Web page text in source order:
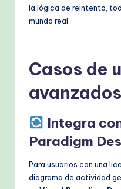
la lógica de reintento,
mundo real.
Casos de
avanzados
Integra
Paradigm
Para usuarios con una
diagrama de actividad